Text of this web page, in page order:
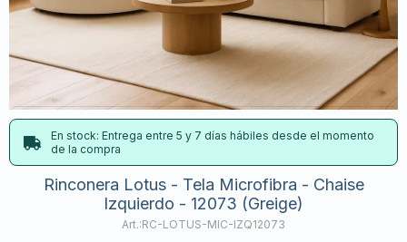
En stock: Entrega entre 5 y 7 días hábiles desde el momento
de la compra
Rinconera Lotus - Tela Microfibra - Chaise
Izquierdo - 12073 (Greige)
RC-LOTUS-MIC-IZQ12073